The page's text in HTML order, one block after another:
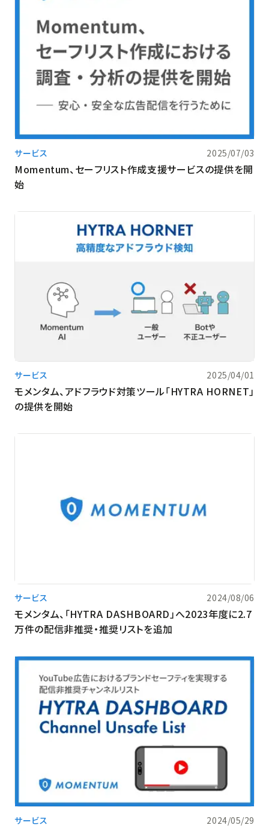
サービス 2025/07/03
Momentum、セーフリスト作成支援サービスの提供を開
始
サービス 2025/04/01
モメンタム、アドフラウド対策ツール「HYTRA HORNET」
の提供を開始
サービス 2024/08/06
モメンタム、「HYTRA DASHBOARD」へ2023年度に2.7
万件の配信非推奨・推奨リストを追加
サービス 2024/05/29